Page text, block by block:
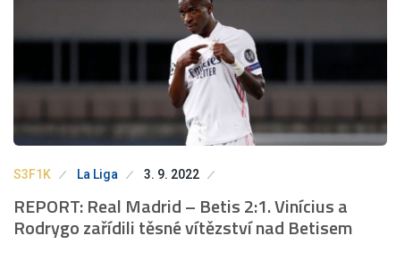
S3F1K La Liga 3. 9. 2022
REPORT: Real Madrid – Betis 2:1. Vinícius a
Rodrygo zařídili těsné vítězství nad Betisem